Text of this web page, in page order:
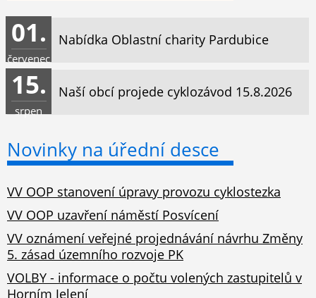
Nabídka Oblastní charity Pardubice
01.
červenec
Naší obcí projede cyklozávod 15.8.2026
15.
srpen
Novinky na úřední desce
VV OOP stanovení úpravy provozu cyklostezka
VV OOP uzavření náměstí Posvícení
VV oznámení veřejné projednávání návrhu Změny
5. zásad územního rozvoje PK
VOLBY - informace o počtu volených zastupitelů v
Horním Jelení